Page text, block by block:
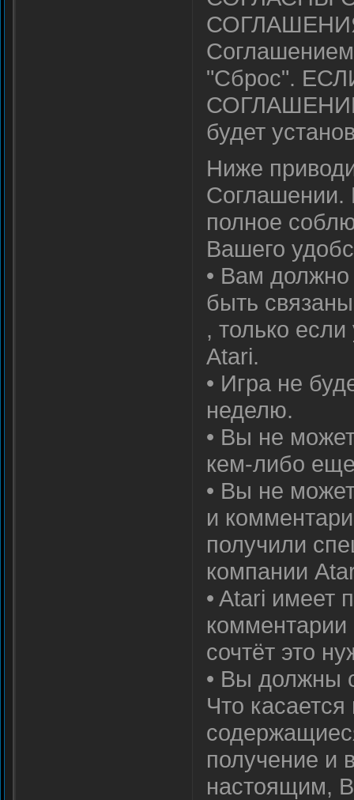
"Сброс".
будет
Ниже
Соглашении.
полное
Вашего
• Вам
быть
, только
Atari.
• Игра не
неделю.
• Вы не
кем-либо
• Вы не
и
получили
компании
• Atari имеет
сочтёт это
• Вы должны
Что
получение и
настоящим,